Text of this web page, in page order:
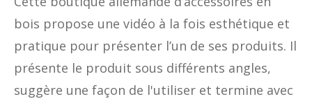
bois propose une vidéo à la fois esthétique et
pratique pour présenter l’un de ses produits. Il
présente le produit sous différents angles,
suggère une façon de l'utiliser et termine avec